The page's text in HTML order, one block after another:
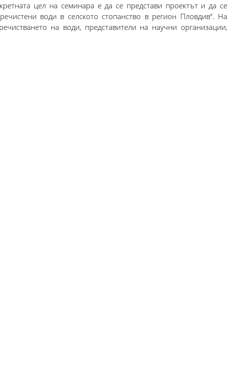
цел на семинара е да се представи проектът и да се
води в селското стопанство в регион Пловдив“. На
на води, представители на научни организации,